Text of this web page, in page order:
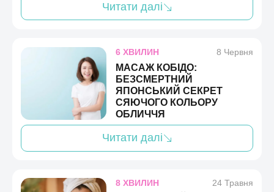
Читати далі
6 ХВИЛИН 8 Червня
МАСАЖ КОБІДО:
БЕЗСМЕРТНИЙ
ЯПОНСЬКИЙ СЕКРЕТ
СЯЮЧОГО КОЛЬОРУ
ОБЛИЧЧЯ
Читати далі
8 ХВИЛИН 24 Травня